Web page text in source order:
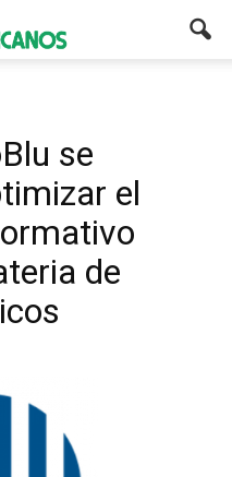
se
el
de